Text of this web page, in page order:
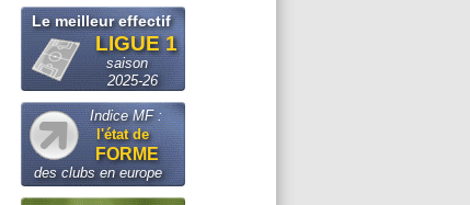
Le meilleur effectif
LIGUE 1
saison
2025-26
Indice MF :
l'état de
FORME
des clubs en europe